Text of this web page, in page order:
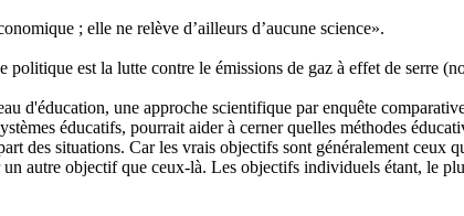
; elle ne relève d’ailleurs d’aucune science».
politique est la lutte contre le émissions de gaz à effet de serre
d'éducation, une approche scientifique par enquête
éducatifs, pourrait aider à cerner quelles méthodes
des situations. Car les vrais objectifs sont généralement
autre objectif que ceux-là. Les objectifs individuels étant, le